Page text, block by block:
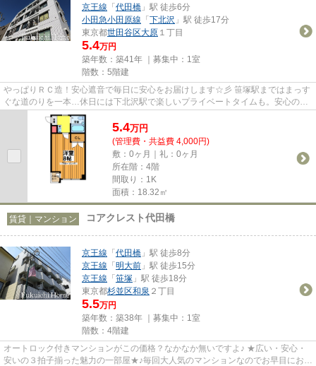
京王線 「代田橋 」駅 徒歩6分
小田急小田原線 「下北沢 」駅 徒歩17分
東京都世田谷区大原 １丁目
5.4万円
築年数：築41年 ｜募集中： 1室
階数：5階建
やっぱりＲＣ造！安心遮音で毎日に安心をお届けします☆彡 笹塚駅まではまっす
ぐな道のりを一本…休日には下北沢駅で楽しいプライベートタイムも。安心のマ
ンションライフを叶えながらも...
5.4万円
(管理費・共益費 4,000円)
敷：0ヶ月｜礼：0ヶ月
所在階：4階
間取り：1K
面積：18.32㎡
賃貸｜マンション コアクレスト代田橋
京王線 「代田橋 」駅 徒歩8分
京王線 「明大前 」駅 徒歩15分
京王線 「笹塚 」駅 徒歩18分
東京都杉並区和泉 ２丁目
5.5万円
築年数：築38年 ｜募集中： 1室
階数：4階建
オートロック付きマンションがこの価格？なかなか無いですよ♪ ★広い・安心・
安いの３拍子揃った魅力の一部屋★♪毎回大人気のマンションなのでお早目にお問